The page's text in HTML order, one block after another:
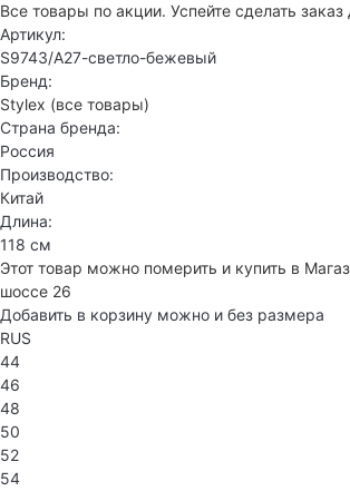
Все товары по акции. Успейте сделать
Артикул:
S9743/А27-светло-бежевый
Бренд:
Stylex (все товары)
Страна бренда:
Россия
Производство:
Китай
Длина:
118 см
Этот товар можно померить и купить в
шоссе 26
Добавить в корзину можно и без размера
RUS
44
46
48
50
52
54